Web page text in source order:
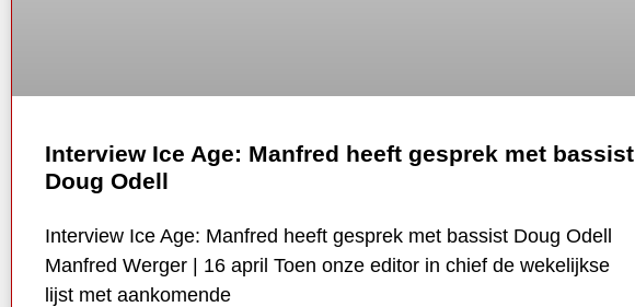
Interview Ice Age: Manfred heeft gesprek met bassist
Doug Odell
Interview Ice Age: Manfred heeft gesprek met bassist Doug Odell
Manfred Werger | 16 april Toen onze editor in chief de wekelijkse
lijst met aankomende